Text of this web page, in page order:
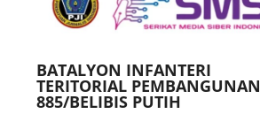
BATALYON INFANTERI
TERITORIAL PEMBANGUNAN
885/BELIBIS PUTIH